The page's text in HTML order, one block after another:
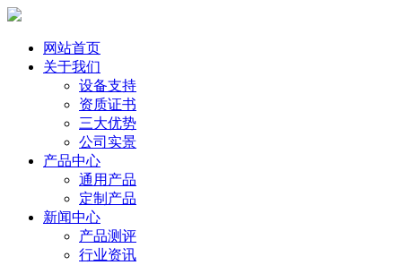
网站首页
关于我们
设备支持
资质证书
三大优势
公司实景
产品中心
通用产品
定制产品
新闻中心
产品测评
行业资讯